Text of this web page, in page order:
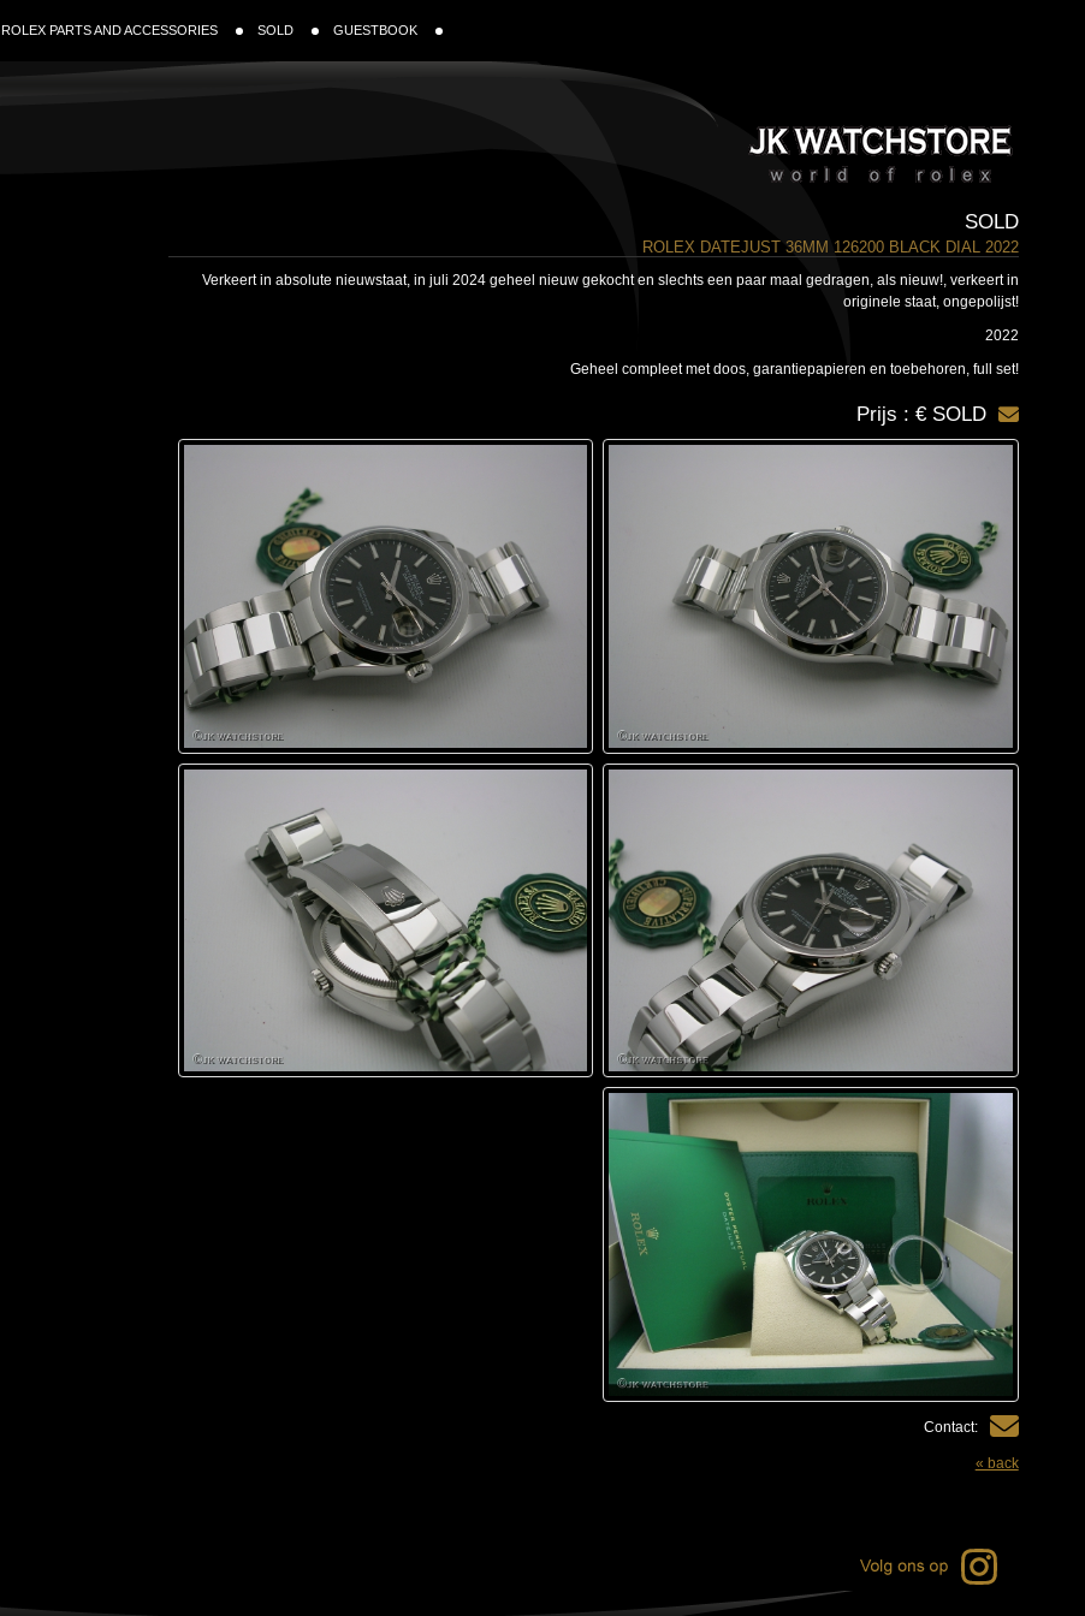
ROLEX PARTS AND ACCESSORIES SOLD GUESTBOOK
SOLD
ROLEX DATEJUST 36MM 126200 BLACK DIAL 2022
Verkeert in absolute nieuwstaat, in juli 2024 geheel nieuw gekocht en slechts een paar maal gedragen, als nieuw!, verkeert in
originele staat, ongepolijst!
2022
Geheel compleet met doos, garantiepapieren en toebehoren, full set!
Prijs : € SOLD
Contact:
« back